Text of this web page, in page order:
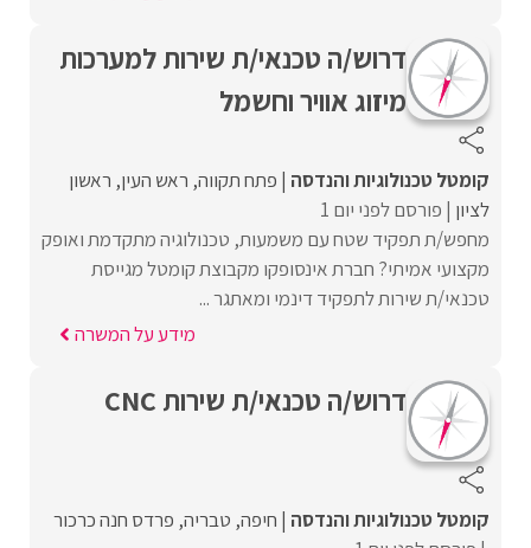
דרוש/ה טכנאי/ת שירות למערכות
מיזוג אוויר וחשמל
קומטל טכנולוגיות והנדסה פתח תקווה ראש העין ראשון
לציון פורסם לפני יום 1
מחפש/ת תפקיד שטח עם משמעות, טכנולוגיה מתקדמת ואופק
מקצועי אמיתי? חברת אינסופקו מקבוצת קומטל מגייסת
טכנאי/ת שירות לתפקיד דינמי ומאתגר ...
מידע על המשרה
דרוש/ה טכנאי/ת שירות CNC
קומטל טכנולוגיות והנדסה חיפה טבריה פרדס חנה כרכור